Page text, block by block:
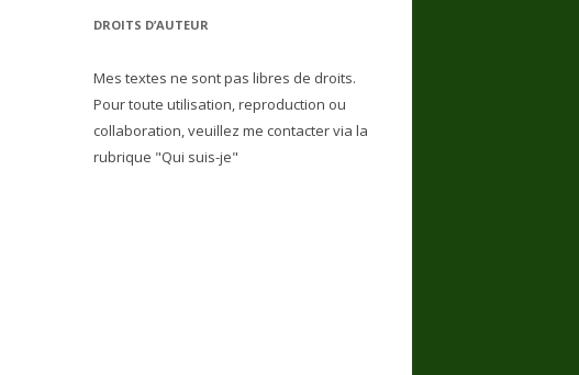
DROITS D’AUTEUR
Mes textes ne sont pas libres de droits.
Pour toute utilisation, reproduction ou
collaboration, veuillez me contacter via la
rubrique "Qui suis-je"